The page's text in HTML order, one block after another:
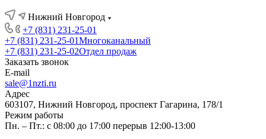
Нижний Новгород
+7 (831) 231-25-01
+7 (831) 231-25-01Многоканальный
+7 (831) 231-25-02Отдел продаж
Заказать звонок
E-mail
sale@1nzti.ru
Адрес
603107, Нижний Новгород, проспект Гагарина, 178/1
Режим работы
Пн. – Пт.: с 08:00 до 17:00 перерыв 12:00-13:00